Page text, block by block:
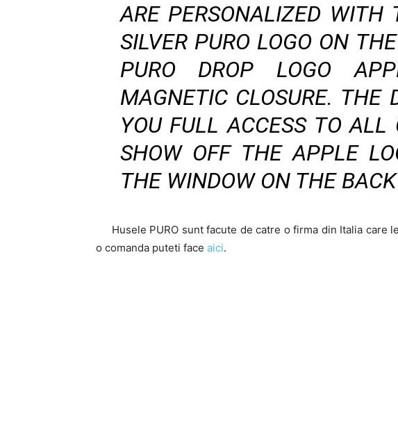
ARE PERSONALIZED WITH
SILVER PURO LOGO ON
PURO DROP LOGO
MAGNETIC CLOSURE. THE
YOU FULL ACCESS TO ALL
SHOW OFF THE APPLE
THE WINDOW ON THE
Husele PURO sunt facute de catre o firma din Italia care
o comanda puteti face aici.